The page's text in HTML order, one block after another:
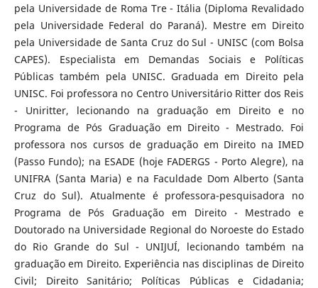
pela Universidade de Roma Tre - Itália (Diploma Revalidado
pela Universidade Federal do Paraná). Mestre em Direito
pela Universidade de Santa Cruz do Sul - UNISC (com Bolsa
CAPES). Especialista em Demandas Sociais e Políticas
Públicas também pela UNISC. Graduada em Direito pela
UNISC. Foi professora no Centro Universitário Ritter dos Reis
- Uniritter, lecionando na graduação em Direito e no
Programa de Pós Graduação em Direito - Mestrado. Foi
professora nos cursos de graduação em Direito na IMED
(Passo Fundo); na ESADE (hoje FADERGS - Porto Alegre), na
UNIFRA (Santa Maria) e na Faculdade Dom Alberto (Santa
Cruz do Sul). Atualmente é professora-pesquisadora no
Programa de Pós Graduação em Direito - Mestrado e
Doutorado na Universidade Regional do Noroeste do Estado
do Rio Grande do Sul - UNIJUÍ, lecionando também na
graduação em Direito. Experiência nas disciplinas de Direito
Civil; Direito Sanitário; Políticas Públicas e Cidadania;